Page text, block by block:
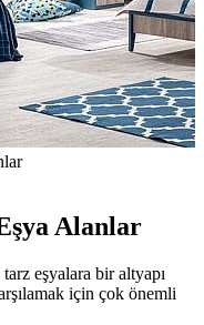
Alanlar
eşyalara bir altyapı
için çok önemli